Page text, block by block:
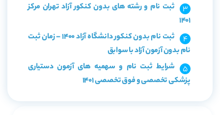
ثبت نام و رشته های بدون کنکور آزاد تهران مرکز
1401
ثبت نام بدون کنکور دانشگاه آزاد 1400 – زمان ثبت
نام بدون آزمون آزاد با سوابق
شرایط ثبت نام و سهمیه های آزمون دستیاری
پزشکی تخصصی و فوق تخصصی 1401